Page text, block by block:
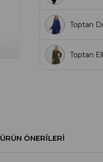
Toptan
Toptan
ÜRÜN ÖNERILERI